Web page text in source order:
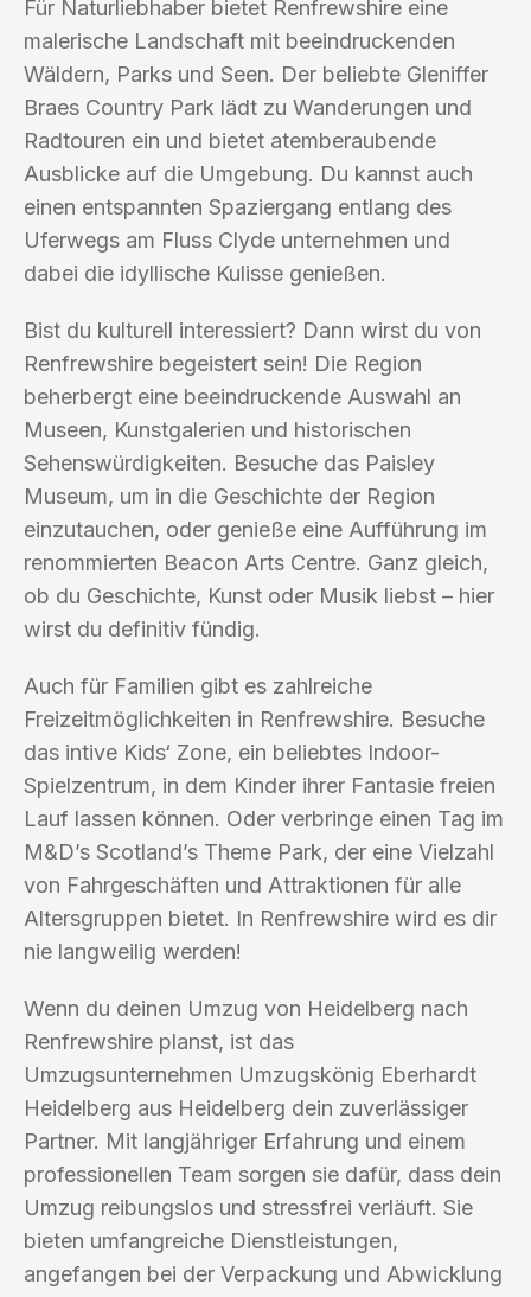
Für Naturliebhaber bietet Renfrewshire eine
malerische Landschaft mit beeindruckenden
Wäldern, Parks und Seen. Der beliebte Gleniffer
Braes Country Park lädt zu Wanderungen und
Radtouren ein und bietet atemberaubende
Ausblicke auf die Umgebung. Du kannst auch
einen entspannten Spaziergang entlang des
Uferwegs am Fluss Clyde unternehmen und
dabei die idyllische Kulisse genießen.
Bist du kulturell interessiert? Dann wirst du von
Renfrewshire begeistert sein! Die Region
beherbergt eine beeindruckende Auswahl an
Museen, Kunstgalerien und historischen
Sehenswürdigkeiten. Besuche das Paisley
Museum, um in die Geschichte der Region
einzutauchen, oder genieße eine Aufführung im
renommierten Beacon Arts Centre. Ganz gleich,
ob du Geschichte, Kunst oder Musik liebst – hier
wirst du definitiv fündig.
Auch für Familien gibt es zahlreiche
Freizeitmöglichkeiten in Renfrewshire. Besuche
das intive Kids‘ Zone, ein beliebtes Indoor-
Spielzentrum, in dem Kinder ihrer Fantasie freien
Lauf lassen können. Oder verbringe einen Tag im
M&D’s Scotland’s Theme Park, der eine Vielzahl
von Fahrgeschäften und Attraktionen für alle
Altersgruppen bietet. In Renfrewshire wird es dir
nie langweilig werden!
Wenn du deinen Umzug von Heidelberg nach
Renfrewshire planst, ist das
Umzugsunternehmen Umzugskönig Eberhardt
Heidelberg aus Heidelberg dein zuverlässiger
Partner. Mit langjähriger Erfahrung und einem
professionellen Team sorgen sie dafür, dass dein
Umzug reibungslos und stressfrei verläuft. Sie
bieten umfangreiche Dienstleistungen,
angefangen bei der Verpackung und Abwicklung